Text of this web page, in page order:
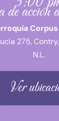
acción
275,
N.L.
Ver